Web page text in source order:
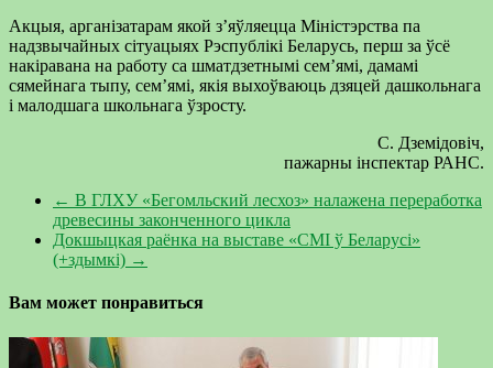
Акцыя, арганізатарам якой з’яўляецца Міністэрства па
надзвычайных сітуацыях Рэспублікі Беларусь, перш за ўсё
накіравана на работу са шматдзетнымі сем’ямі, дамамі
сямейнага тыпу, сем’ямі, якія выхоўваюць дзяцей дашкольнага
і малодшага школьнага ўзросту.
С. Дземідовіч,
пажарны інспектар РАНС.
← В ГЛХУ «Бегомльский лесхоз» налажена переработка
древесины законченного цикла
Докшыцкая раёнка на выставе «СМІ ў Беларусі»
(+здымкі) →
Вам может понравиться